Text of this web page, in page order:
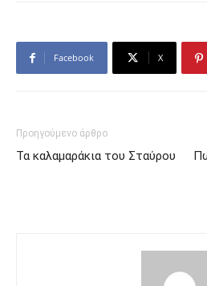
Facebook X
Προηγούμενο άρθρο
Τα καλαμαράκια του Σταύρου